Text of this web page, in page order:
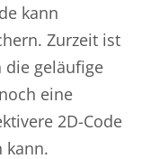
kann
Zurzeit ist
die geläufige
eine
2D-Code
kann.